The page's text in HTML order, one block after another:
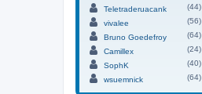
Teletraderuacank
(44)
vivalee
(56)
Bruno Goedefroy
(64)
Camillex
(24)
SophK
(40)
wsuemnick
(64)